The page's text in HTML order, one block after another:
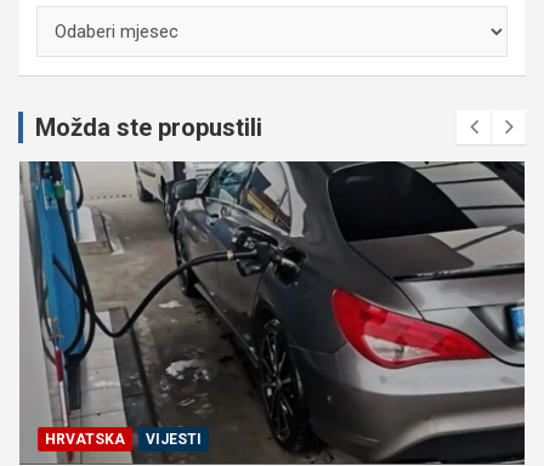
Možda ste propustili
HRVATSKA VIJESTI